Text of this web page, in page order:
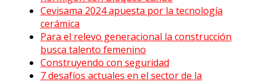
Cevisama 2024 apuesta por la tecnología
cerámica
Para el relevo generacional la construcción
busca talento femenino
Construyendo con seguridad
7 desafíos actuales en el sector de la